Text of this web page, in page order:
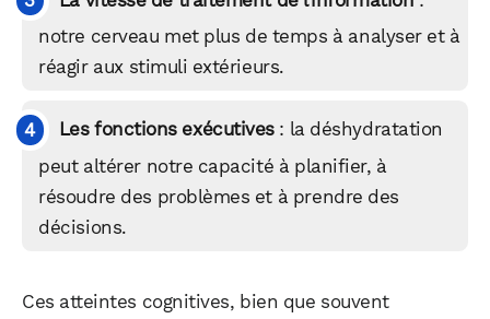
notre cerveau met plus de temps à analyser et à
réagir aux stimuli extérieurs.
Les fonctions exécutives: la déshydratation
peut altérer notre capacité à planifier, à
résoudre des problèmes et à prendre des
décisions.
Ces atteintes cognitives, bien que souvent